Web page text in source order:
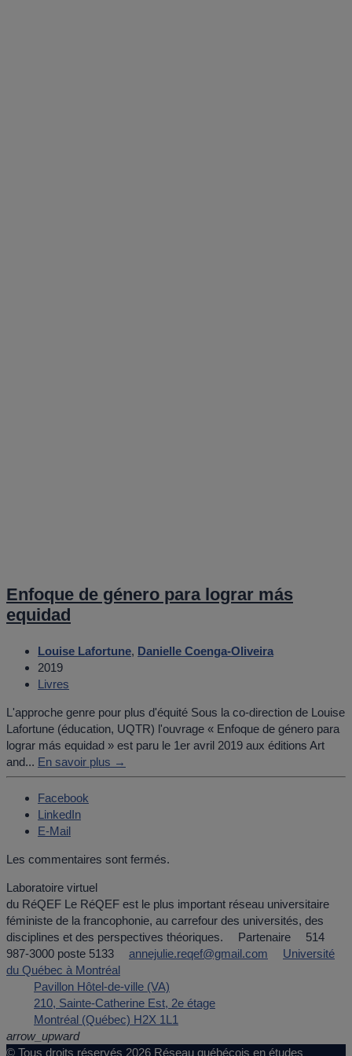
Enfoque de género para lograr más
equidad
Louise Lafortune, Danielle Coenga-Oliveira
2019
Livres
L'approche genre pour plus d'équité Sous la co-direction de Louise
Lafortune (éducation, UQTR) l'ouvrage « Enfoque de género para
lograr más equidad » est paru le 1er avril 2019 aux éditions Art
and... En savoir plus →
Facebook
LinkedIn
E-Mail
Les commentaires sont fermés.
Laboratoire virtuel
du RéQEF Le RéQEF est le plus important réseau universitaire
féministe de la francophonie, au carrefour des universités, des
disciplines et des perspectives théoriques.
Partenaire
514
987-3000 poste 5133
annejulie.reqef@gmail.com
Université
du Québec à Montréal
Pavillon Hôtel-de-ville (VA)
210, Sainte-Catherine Est, 2e étage
Montréal (Québec) H2X 1L1
arrow_upward
© Tous droits réservés 2026 Réseau québécois en études